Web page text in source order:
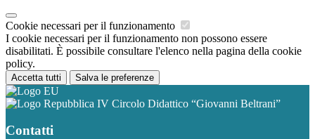
Cookie necessari per il funzionamento
I cookie necessari per il funzionamento non possono essere
disabilitati. È possibile consultare l'elenco nella pagina della cookie
policy.
Accetta tutti Salva le preferenze
IV Circolo Didattico “Giovanni Beltrani”
Contatti